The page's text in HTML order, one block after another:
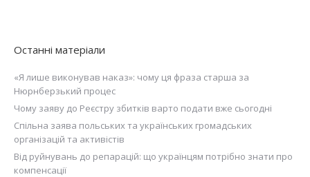
Останні матеріали
«Я лише виконував наказ»: чому ця фраза старша за
Нюрнберзький процес
Чому заяву до Реєстру збитків варто подати вже сьогодні
Спільна заява польських та українських громадських
організацій та активістів
Від руйнувань до репарацій: що українцям потрібно знати про
компенсації